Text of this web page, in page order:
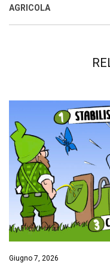
AGRICOLA
Giugno 7, 2026